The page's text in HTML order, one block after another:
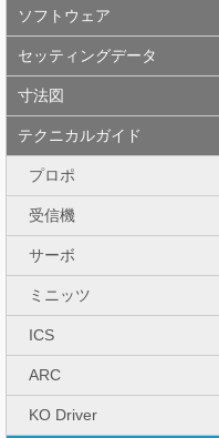
ソフトウェア
セッティングデータ
寸法図
テクニカルガイド
プロポ
受信機
サーボ
ミニッツ
ICS
ARC
KO Driver